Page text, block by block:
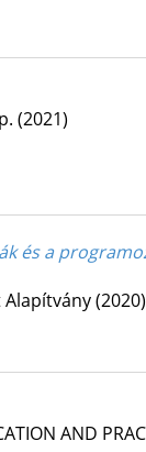
(2021)
és a
(2020)
AND